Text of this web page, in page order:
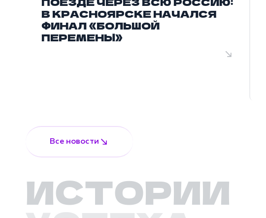
В КРАСНОЯРСКЕ НАЧАЛСЯ
ФИНАЛ «БОЛЬШОЙ
ПЕРЕМЕНЫ»
Все новости
ИСТОРИИ